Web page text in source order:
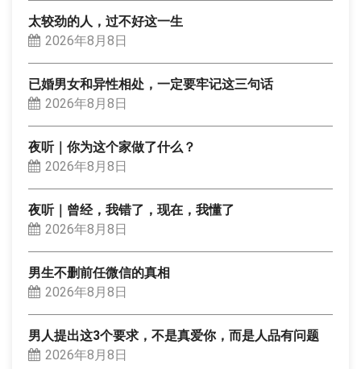
太较劲的人，过不好这一生
2026年8月8日
已婚男女和异性相处，一定要牢记这三句话
2026年8月8日
夜听｜你为这个家做了什么？
2026年8月8日
夜听｜曾经，我错了，现在，我懂了
2026年8月8日
男生不删前任微信的真相
2026年8月8日
男人提出这3个要求，不是真爱你，而是人品有问题
2026年8月8日